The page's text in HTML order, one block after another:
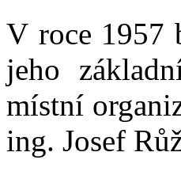
V roce 1957
jeho
místní
ing. Josef